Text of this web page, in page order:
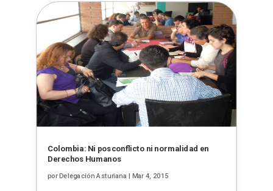
Colombia: Ni posconflicto ni normalidad en
Derechos Humanos
porDelegación Asturiana | Mar 4, 2015